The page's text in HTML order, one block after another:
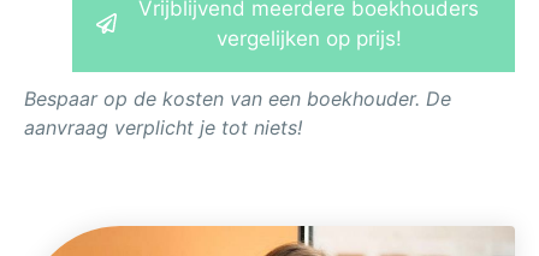
Vrijblijvend meerdere boekhouders
vergelijken op prijs!
Bespaar op de kosten van een boekhouder. De
aanvraag verplicht je tot niets!